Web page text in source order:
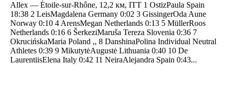
Allex — Étoile-sur-Rhône, 12,2 км, ITT 1 OstizPaula Spain
18:38 2 LeisMagdalena Germany 0:02 3 GissingerOda Aune
Norway 0:10 4 ArensMegan Netherlands 0:13 5 MüllerRoos
Netherlands 0:16 6 ŠerkeziMaruša Tereza Slovenia 0:36 7
OkrucińskaMaria Poland ,, 8 DanshinaPolina Individual Neutral
Athletes 0:39 9 MikutytėAugustė Lithuania 0:40 10 De
LaurentiisElena Italy 0:42 11 NeiraAlejandra Spain 0:43...